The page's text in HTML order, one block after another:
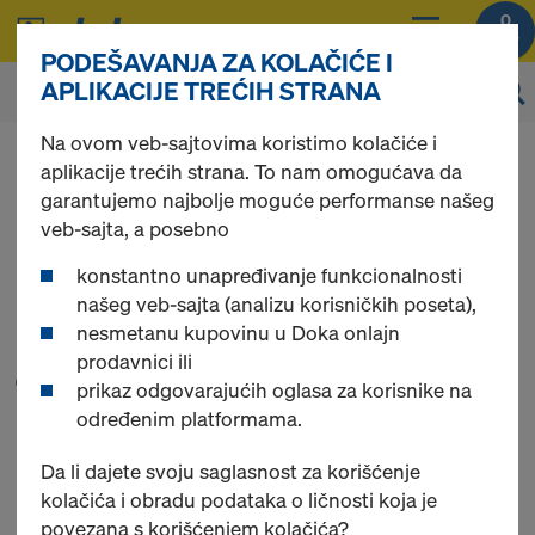
0
Možete da pregledate cene vaših proizvoda
nakonprijavljivanja
Konstrukcija za
jednostranu oplatu
AL
PODEŠAVANJA ZA KOLAČIĆE I
APLIKACIJE TREĆIH STRANA
Na ovom veb-sajtovima koristimo kolačiće i
aplikacije trećih strana. To nam omogućava da
garantujemo najbolje moguće performanse našeg
veb-sajta, a posebno
konstantno unapređivanje funkcionalnosti
našeg veb-sajta (analizu korisničkih poseta),
nesmetanu kupovinu u Doka onlajn
prodavnici ili
prikaz odgovarajućih oglasa za korisnike na
određenim platformama.
Da li dajete svoju saglasnost za korišćenje
kolačića i obradu podataka o ličnosti koja je
povezana s korišćenjem kolačića?